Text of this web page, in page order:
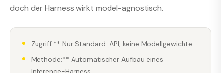
doch der Harness wirkt model-agnostisch.
Zugriff:** Nur Standard-API, keine Modellgewichte
Methode:** Automatischer Aufbau eines
Inference-Harness